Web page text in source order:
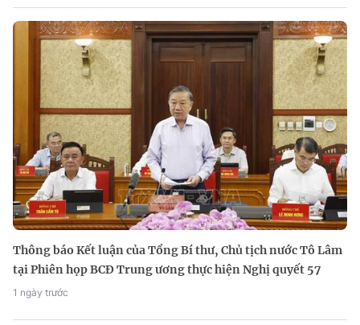
Thông báo Kết luận của Tổng Bí thư, Chủ tịch nước Tô Lâm
tại Phiên họp BCĐ Trung ương thực hiện Nghị quyết 57
1 ngày trước